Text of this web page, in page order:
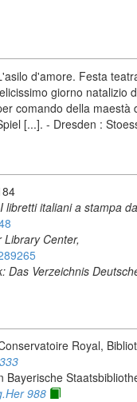
d'amore. Festa
giorno natalizio
comando della maestà
[...]. - Dresden :
I libretti italiani a stampa
Center,
Das Verzeichnis
Royal,
Bayerische
988